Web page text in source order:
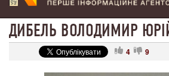
ДИБЕЛЬ ВОЛОДИМИР
4 9